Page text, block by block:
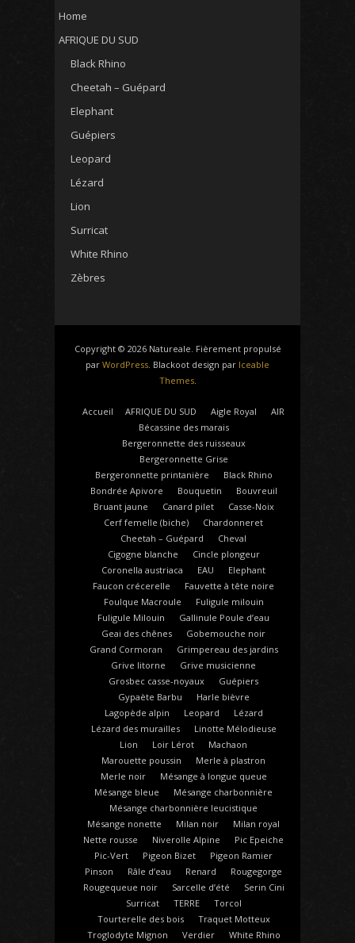
Home
AFRIQUE DU SUD
Black Rhino
Cheetah – Guépard
Elephant
Guépiers
Leopard
Lézard
Lion
Surricat
White Rhino
Zèbres
Copyright © 2026 Natureale. Fièrement propulsé
par WordPress. Blackoot design par Iceable
Themes.
Accueil AFRIQUE DU SUD Aigle Royal
AIR
Bécassine des marais
Bergeronnette des ruisseaux
Bergeronnette Grise
Bergeronnette printanière
Black Rhino
Bondrée Apivore
Bouquetin
Bouvreuil
Bruant jaune
Canard pilet
Casse-Noix
Cerf femelle (biche)
Chardonneret
Cheetah – Guépard
Cheval
Cigogne blanche
Cincle plongeur
Coronella austriaca
EAU
Elephant
Faucon crécerelle
Fauvette à tête noire
Foulque Macroule
Fuligule milouin
Fuligule Milouin
Gallinule Poule d’eau
Geai des chênes
Gobemouche noir
Grand Cormoran
Grimpereau des jardins
Grive litorne
Grive musicienne
Grosbec casse-noyaux
Guépiers
Gypaète Barbu
Harle bièvre
Lagopède alpin
Leopard
Lézard
Lézard des murailles
Linotte Mélodieuse
Lion
Loir Lérot
Machaon
Marouette poussin
Merle à plastron
Merle noir
Mésange à longue queue
Mésange bleue
Mésange charbonnière
Mésange charbonnière leucistique
Mésange nonette
Milan noir
Milan royal
Nette rousse
Niverolle Alpine
Pic Epeiche
Pic-Vert
Pigeon Bizet
Pigeon Ramier
Pinson
Râle d’eau Renard
Rougegorge
Rougequeue noir
Sarcelle d’été
Serin Cini
Surricat
TERRE
Torcol
Tourterelle des bois
Traquet Motteux
Troglodyte Mignon
Verdier White Rhino